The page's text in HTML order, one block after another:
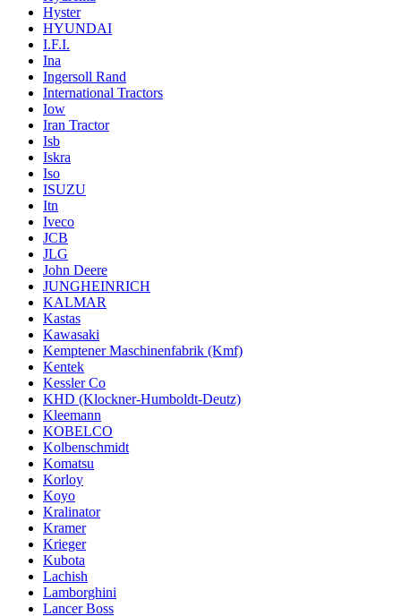
Hyster
HYUNDAI
I.F.I.
Ina
Ingersoll Rand
International Tractors
Iow
Iran Tractor
Isb
Iskra
Iso
ISUZU
Itn
Iveco
JCB
JLG
John Deere
JUNGHEINRICH
KALMAR
Kastas
Kawasaki
Kemptener Maschinenfabrik (Kmf)
Kentek
Kessler Co
KHD (Klockner-Humboldt-Deutz)
Kleemann
KOBELCO
Kolbenschmidt
Komatsu
Korloy
Koyo
Kralinator
Kramer
Krieger
Kubota
Lachish
Lamborghini
Lancer Boss